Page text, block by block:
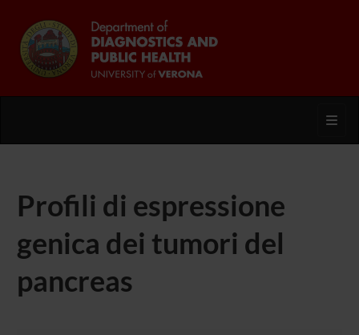
Profili di espressione
genica dei tumori del
pancreas